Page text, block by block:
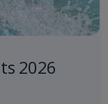
2026